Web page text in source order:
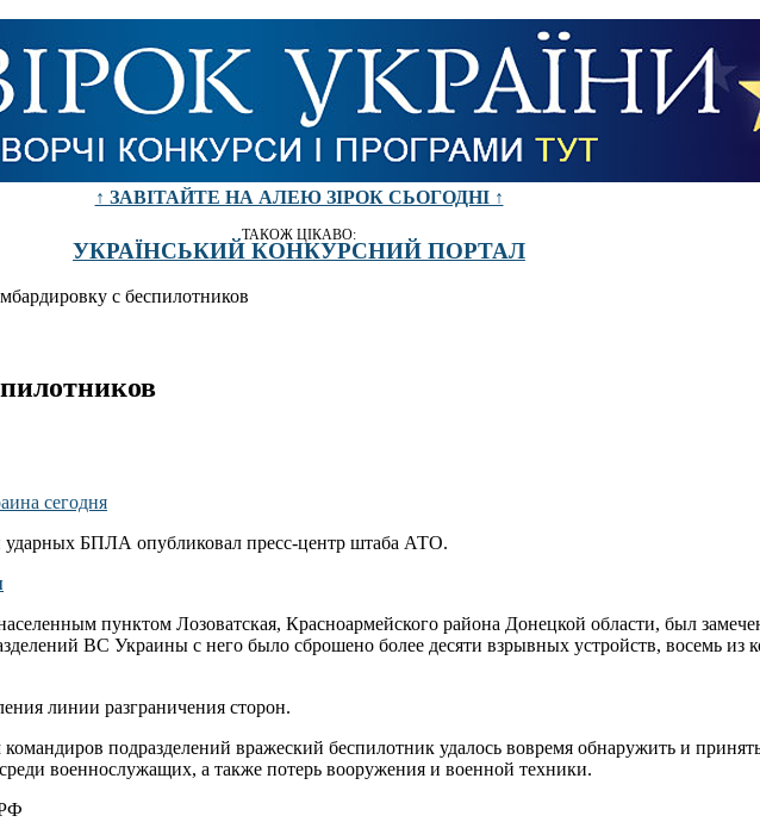
↑ ЗАВІТАЙТЕ НА АЛЕЮ ЗІРОК СЬОГОДНІ ↑
ТАКОЖ ЦІКАВО:
УКРАЇНСЬКИЙ КОНКУРСНИЙ ПОРТАЛ
с беспилотников
ударных БПЛА опубликовал пресс-центр штаба АТО.
пунктом Лозоватская, Красноармейского района Донецкой области, был
ВС Украины с него было сброшено более десяти взрывных устройств, восемь из
линии разграничения сторон.
подразделений вражеский беспилотник удалось вовремя обнаружить и
военнослужащих, а также потерь вооружения и военной техники.